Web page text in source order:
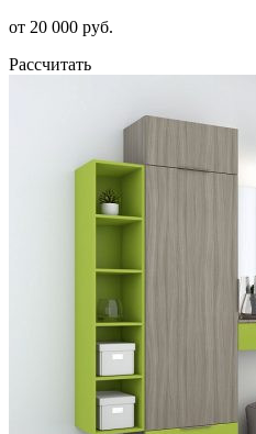
от 20 000 руб.
Рассчитать